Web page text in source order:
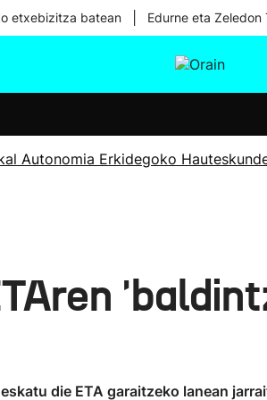
etxebizitza batean Edurne eta Zeledon
Autonomia Erkidegoko
die ETA garaitzeko lanean